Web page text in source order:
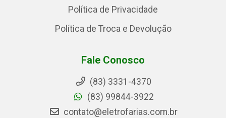
Política de Privacidade
Política de Troca e Devolução
Fale Conosco
(83) 3331-4370
(83) 99844-3922
contato@eletrofarias.com.br